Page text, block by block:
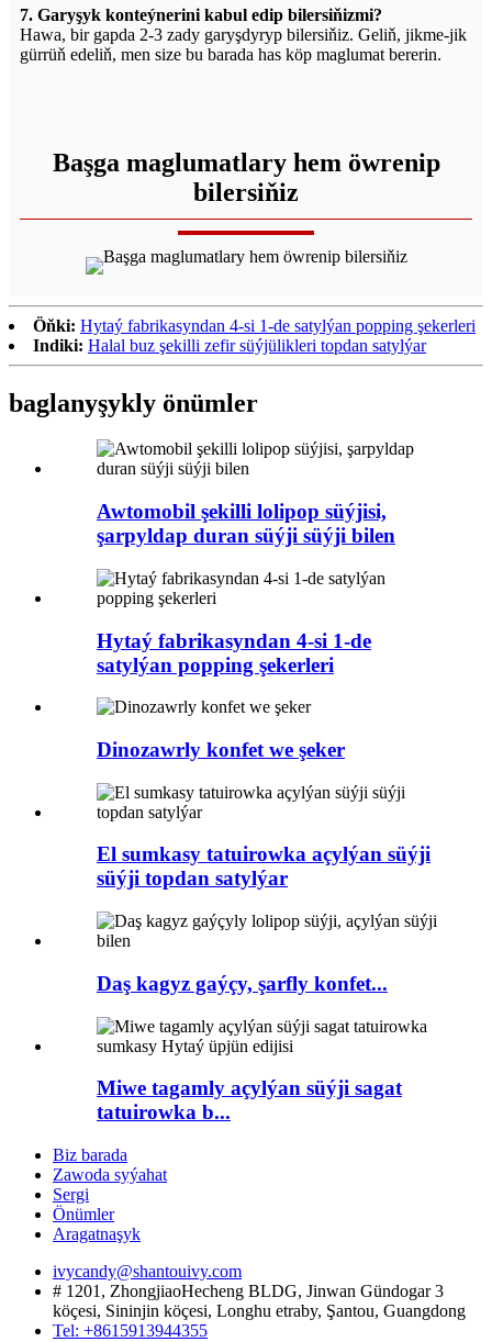
7. Garyşyk konteýnerini kabul edip bilersiňizmi?
Hawa, bir gapda 2-3 zady garyşdyryp bilersiňiz. Geliň, jikme-jik
gürrüň edeliň, men size bu barada has köp maglumat bererin.
Başga maglumatlary hem öwrenip
bilersiňiz
Öňki: Hytaý fabrikasyndan 4-si 1-de satylýan popping şekerleri
Indiki: Halal buz şekilli zefir süýjülikleri topdan satylýar
baglanyşykly önümler
Awtomobil şekilli lolipop süýjisi,
şarpyldap duran süýji süýji bilen
Hytaý fabrikasyndan 4-si 1-de
satylýan popping şekerleri
Dinozawrly konfet we şeker
El sumkasy tatuirowka açylýan süýji
süýji topdan satylýar
Daş kagyz gaýçy, şarfly konfet...
Miwe tagamly açylýan süýji sagat
tatuirowka b...
Biz barada
Zawoda syýahat
Sergi
Önümler
Aragatnaşyk
ivycandy@shantouivy.com
# 1201, ZhongjiaoHecheng BLDG, Jinwan Gündogar 3
köçesi, Sininjin köçesi, Longhu etraby, Şantou, Guangdong
Tel: +8615913944355